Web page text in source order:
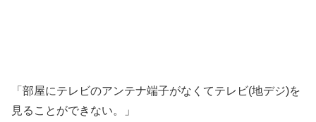
「部屋にテレビのアンテナ端子がなくてテレビ(地デジ)を
見ることができない。」